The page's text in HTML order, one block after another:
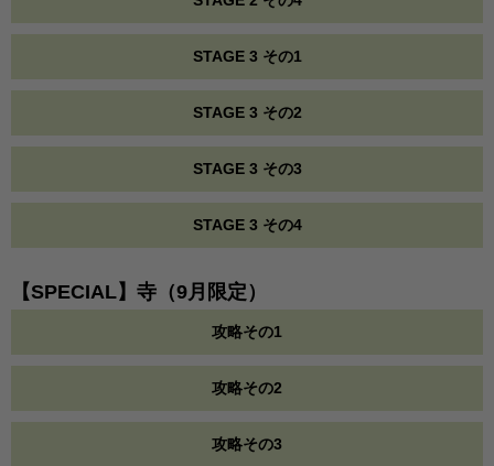
STAGE 3 その1
STAGE 3 その2
STAGE 3 その3
STAGE 3 その4
【SPECIAL】寺（9月限定）
攻略その1
攻略その2
攻略その3